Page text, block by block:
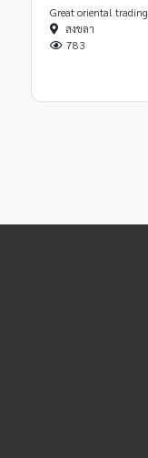
WWTP
Great oriental trading
สงขลา
783